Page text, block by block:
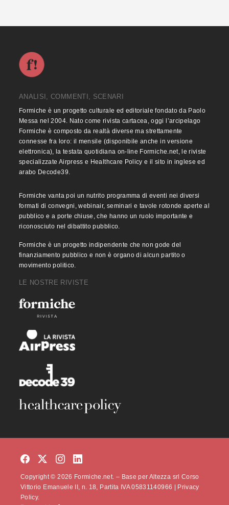
ANALISI, COMMENTI, SCENARI
Formiche è un progetto culturale ed editoriale fondato da Paolo
Messa nel 2004. Nato come rivista cartacea, oggi l’arcipelago
Formiche è composto da realtà diverse ma strettamente
connesse fra loro: il mensile (disponibile anche in versione
elettronica), la testata quotidiana on-line Formiche.net, le riviste
specializzate Airpress e Healthcare Policy e il sito in inglese ed
arabo Decode39.
Formiche vanta poi un nutrito programma di eventi nei diversi
formati di convegni, webinair, seminari e tavole rotonde aperte al
pubblico e a porte chiuse, che hanno un ruolo importante e
riconosciuto nel dibattito pubblico.
Formiche è un progetto indipendente che non gode del
finanziamento pubblico e non è organo di alcun partito o
movimento politico.
LE NOSTRE RIVISTE
Copyright © 2026 Formiche.net. – Base per Altezza srl Corso
Vittorio Emanuele II, n. 18, Partita IVA 05831140966 |
Privacy
Policy.